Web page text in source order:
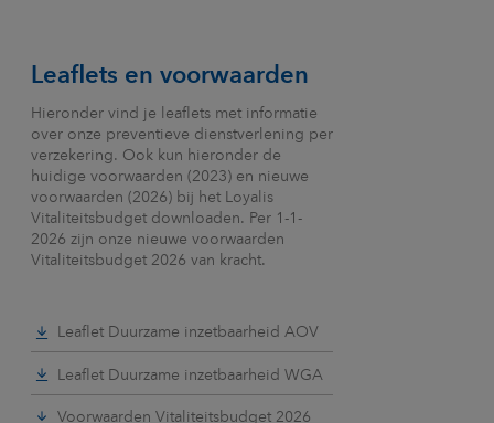
Leaflets en voorwaarden
Hieronder vind je leaflets met informatie
over onze preventieve dienstverlening per
verzekering. Ook kun hieronder de
huidige voorwaarden (2023) en nieuwe
voorwaarden (2026) bij het Loyalis
Vitaliteitsbudget downloaden. Per 1-1-
2026 zijn onze nieuwe voorwaarden
Vitaliteitsbudget 2026 van kracht.
Leaflet Duurzame inzetbaarheid AOV
Leaflet Duurzame inzetbaarheid WGA
Voorwaarden Vitaliteitsbudget 2026